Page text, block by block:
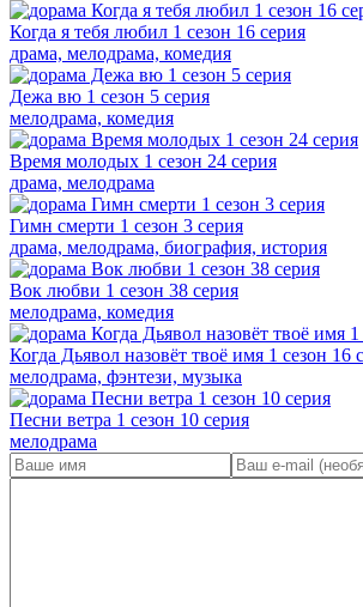
Когда я тебя любил 1 сезон 16 серия
драма, мелодрама, комедия
Дежа вю 1 сезон 5 серия
мелодрама, комедия
Время молодых 1 сезон 24 серия
драма, мелодрама
Гимн смерти 1 сезон 3 серия
драма, мелодрама, биография, история
Вок любви 1 сезон 38 серия
мелодрама, комедия
Когда Дьявол назовёт твоё имя 1 сезон 16
мелодрама, фэнтези, музыка
Песни ветра 1 сезон 10 серия
мелодрама